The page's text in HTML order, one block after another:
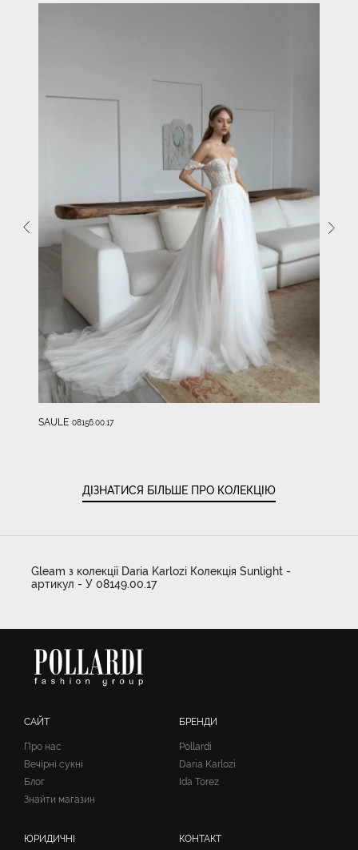
SAULE 08156.00.17
ДІЗНАТИСЯ БІЛЬШЕ ПРО КОЛЕКЦІЮ
Gleam з колекції Daria Karlozi Колекція Sunlight -
артикул - У 08149.00.17
САЙТ
Про нас
Вечірні сукні
Блог
Знайти магазин
БРЕНДИ
Pollardi
Daria Karlozi
Ida Torez
ЮРИДИЧНІ КОНТАКТ